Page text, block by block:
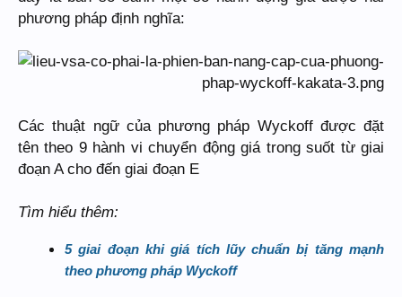
phương pháp định nghĩa:
Các thuật ngữ của phương pháp Wyckoff được đặt
tên theo 9 hành vi chuyển động giá trong suốt từ giai
đoạn A cho đến giai đoạn E
Tìm hiểu thêm:
5 giai đoạn khi giá tích lũy chuẩn bị tăng mạnh
theo phương pháp Wyckoff